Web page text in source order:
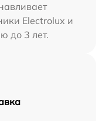
Electrolux и
до 3 лет.